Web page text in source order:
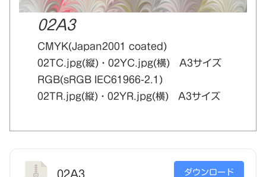
02A3
CMYK(Japan2001 coated)
02TC.jpg(縦)・02YC.jpg(横) A3サイズ
RGB(sRGB IEC61966-2.1)
02TR.jpg(縦)・02YR.jpg(横) A3サイズ
02A3 ダウンロード